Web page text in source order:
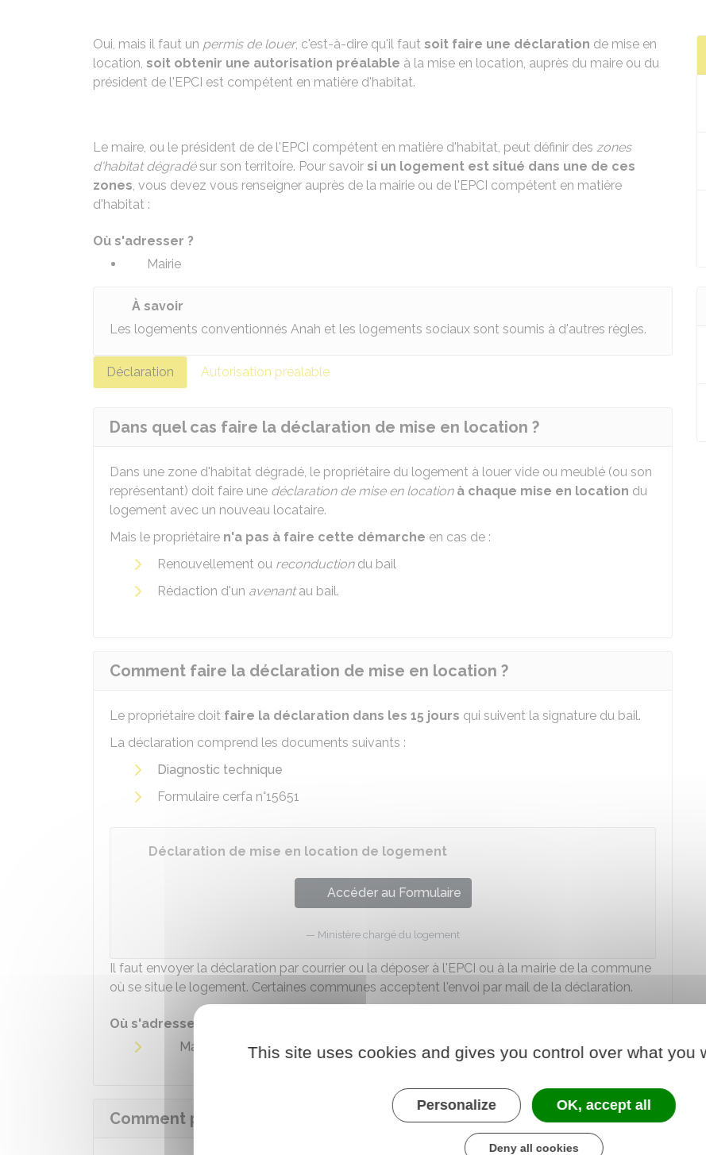
Oui, mais il faut un permis de louer, c'est-à-dire qu'il faut soit faire une déclaration de mise en
location, soit obtenir une autorisation préalable à la mise en location, auprès du maire ou du
président de l'EPCI est compétent en matière d'habitat.
Le maire, ou le président de de l'EPCI compétent en matière d'habitat, peut définir des zones
d'habitat dégradésur son territoire. Pour savoir si un logement est situé dans une de ces
zones, vous devez vous renseigner auprès de la mairie ou de l'EPCI compétent en matière
d'habitat :
Où s'adresser ?
Mairie
À savoir
Les logements conventionnés Anah et les logements sociaux sont soumis à d'autres règles.
Déclaration Autorisation préalable
Dans quel cas faire la déclaration de mise en location ?
Dans une zone d'habitat dégradé, le propriétaire du logement à louer vide ou meublé (ou son
représentant) doit faire une déclaration de mise en location à chaque mise en location du
logement avec un nouveau locataire.
Mais le propriétaire n'a pas à faire cette démarche en cas de :
Renouvellement ou reconductiondu bail
Rédaction d'un avenantau bail.
Comment faire la déclaration de mise en location ?
Le propriétaire doit faire la déclaration dans les 15 jours qui suivent la signature du bail.
La déclaration comprend les documents suivants :
Diagnostic technique
Formulaire cerfa n°15651
Déclaration de mise en location de logement
Accéder au Formulaire
Ministère chargé du logement
Il faut envoyer la déclaration par courrier ou la déposer à l'EPCI ou à la mairie de la commune
où se situe le logement. Certaines communes acceptent l'envoi par mail de la déclaration.
Où s'adresser ?
Mairie
Comment prouver avoir fait la déclaration de mise en location ?
This site uses cookies and gives you control over what you
Personalize OK, accept all
Deny all cookies